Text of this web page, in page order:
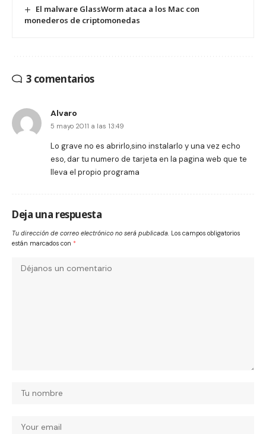
El malware GlassWorm ataca a los Mac con
monederos de criptomonedas
3 comentarios
Alvaro
5 mayo 2011 a las 13:49
Lo grave no es abrirlo,sino instalarlo y una vez echo
eso, dar tu numero de tarjeta en la pagina web que te
lleva el propio programa
Deja una respuesta
Tu dirección de correo electrónico no será publicada. Los campos obligatorios
están marcados con *